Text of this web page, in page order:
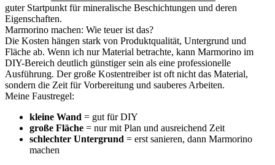
guter Startpunkt für mineralische Beschichtungen und deren
Eigenschaften.
Marmorino machen: Wie teuer ist das?
Die Kosten hängen stark von Produktqualität, Untergrund und
Fläche ab. Wenn ich nur Material betrachte, kann Marmorino im
DIY-Bereich deutlich günstiger sein als eine professionelle
Ausführung. Der große Kostentreiber ist oft nicht das Material,
sondern die Zeit für Vorbereitung und sauberes Arbeiten.
Meine Faustregel:
kleine Wand = gut für DIY
große Fläche = nur mit Plan und ausreichend Zeit
schlechter Untergrund = erst sanieren, dann Marmorino
machen